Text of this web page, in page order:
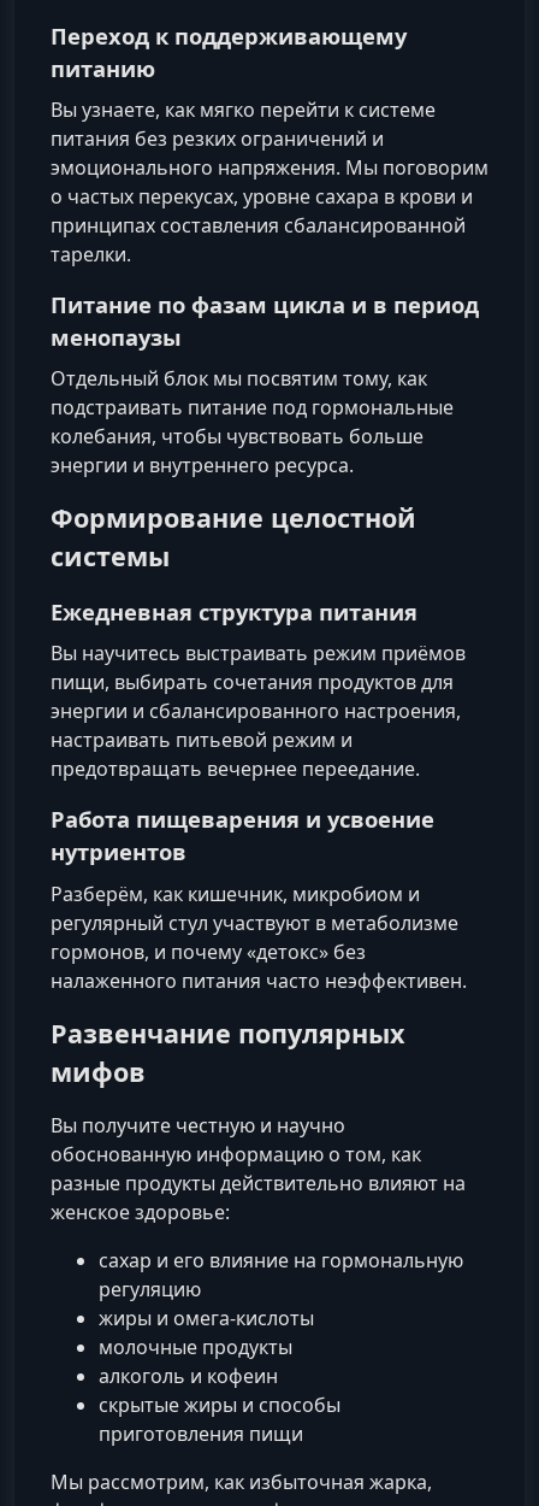
Переход к поддерживающему
питанию
Вы узнаете, как мягко перейти к системе
питания без резких ограничений и
эмоционального напряжения. Мы поговорим
о частых перекусах, уровне сахара в крови и
принципах составления сбалансированной
тарелки.
Питание по фазам цикла и в период
менопаузы
Отдельный блок мы посвятим тому, как
подстраивать питание под гормональные
колебания, чтобы чувствовать больше
энергии и внутреннего ресурса.
Формирование целостной
системы
Ежедневная структура питания
Вы научитесь выстраивать режим приёмов
пищи, выбирать сочетания продуктов для
энергии и сбалансированного настроения,
настраивать питьевой режим и
предотвращать вечернее переедание.
Работа пищеварения и усвоение
нутриентов
Разберём, как кишечник, микробиом и
регулярный стул участвуют в метаболизме
гормонов, и почему «детокс» без
налаженного питания часто неэффективен.
Развенчание популярных
мифов
Вы получите честную и научно
обоснованную информацию о том, как
разные продукты действительно влияют на
женское здоровье:
сахар и его влияние на гормональную
регуляцию
жиры и омега-кислоты
молочные продукты
алкоголь и кофеин
скрытые жиры и способы
приготовления пищи
Мы рассмотрим, как избыточная жарка,